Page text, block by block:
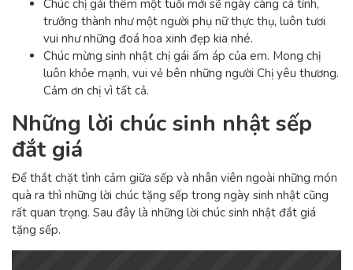
Chúc chị gái thêm một tuổi mới sẽ ngày càng cá tính,
trưởng thành như một người phụ nữ thực thụ, luôn tươi
vui như những đoá hoa xinh đẹp kia nhé.
Chúc mừng sinh nhật chị gái ấm áp của em. Mong chị
luôn khỏe mạnh, vui vẻ bên những người Chị yêu thương.
Cảm ơn chị vì tất cả.
Những lời chúc sinh nhật sếp
đắt giá
Để thắt chặt tình cảm giữa sếp và nhân viên ngoài những món
quà ra thì những lời chúc tặng sếp trong ngày sinh nhật cũng
rất quan trọng. Sau đây là những lời chúc sinh nhật đắt giá
tặng sếp.